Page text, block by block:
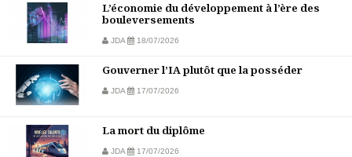
L’économie du développement à l’ère des
bouleversements
JDA 18/07/2026
Gouverner l’IA plutôt que la posséder
JDA 17/07/2026
La mort du diplôme
JDA 17/07/2026